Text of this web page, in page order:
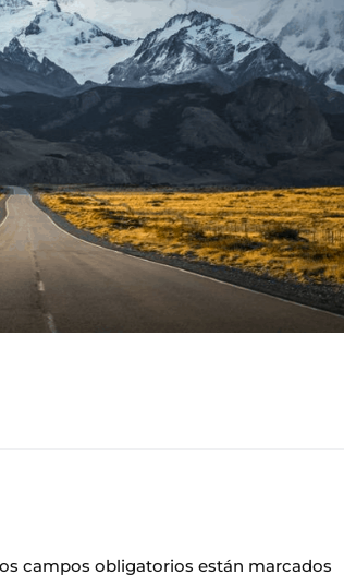
campos obligatorios están marcados